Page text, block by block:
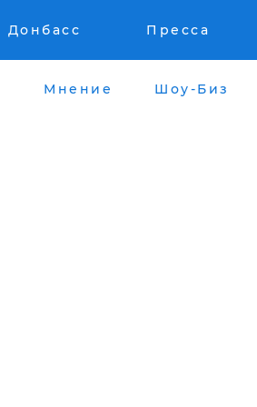
Донбасс Пресса
Мнение Шоу-Биз